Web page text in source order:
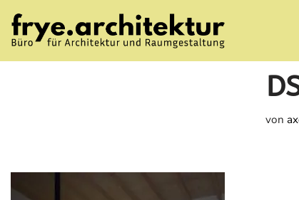
Zum
Inhalt
von